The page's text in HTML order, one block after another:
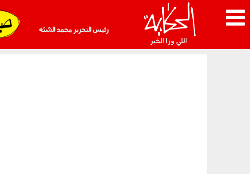
رئيس التحرير محمد الشبّه